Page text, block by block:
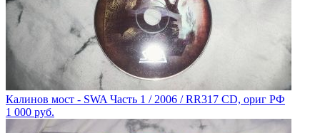
Калинов мост - SWA Часть 1 / 2006 / RR317 CD, ориг РФ
1 000 руб.